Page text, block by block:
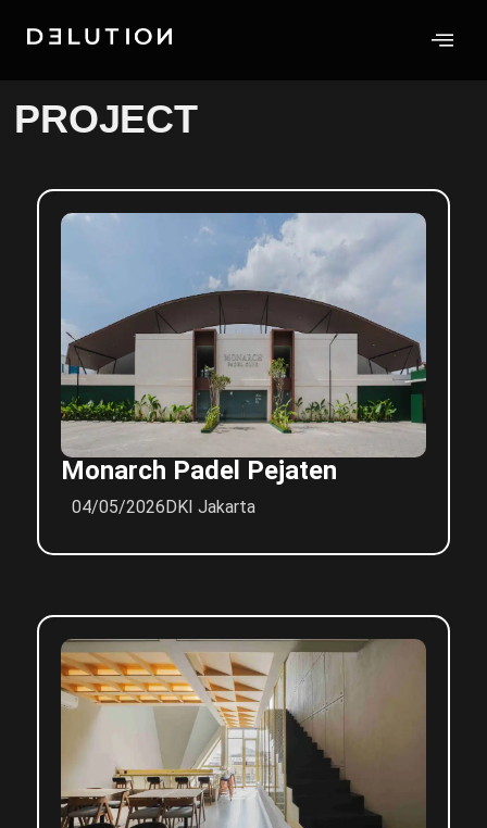
PROJECT
Monarch Padel Pejaten
04/05/2026DKI Jakarta